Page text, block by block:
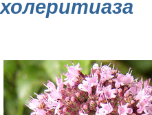
холеритиаза